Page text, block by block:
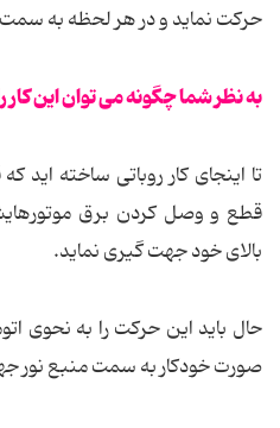
حركت نماید و در هر لحظه به
به نظر شما چگونه می توان این کار
تا اینجای کار روباتی ساخته
قطع و وصل کردن برق
بالای خود جهت گیری نماید.
حال باید این حرکت را به نحوی
صورت خودکار به سمت منبع نور